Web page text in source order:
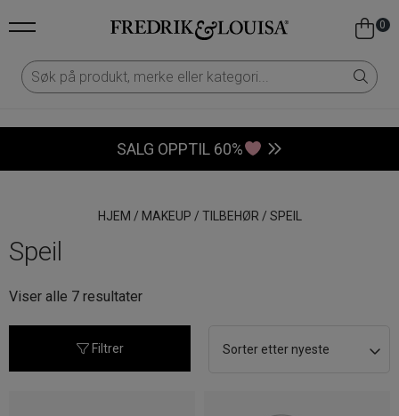
0
SALG OPPTIL 60%
HJEM / MAKEUP / TILBEHØR / SPEIL
Speil
Viser alle 7 resultaterSortert
Filtrer